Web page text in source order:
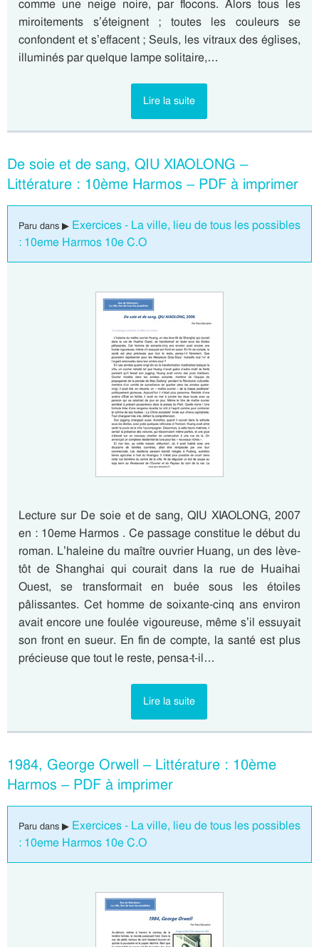
comme une neige noire, par flocons. Alors tous les
miroitements s’éteignent ; toutes les couleurs se
confondent et s’effacent ; Seuls, les vitraux des églises,
illuminés par quelque lampe solitaire,…
Lire la suite
De soie et de sang, QIU XIAOLONG –
Littérature : 10ème Harmos – PDF à imprimer
Paru dans ▶ Exercices - La ville, lieu de tous les possibles
: 10eme Harmos 10e C.O
Lecture sur De soie et de sang, QIU XIAOLONG, 2007
en : 10eme Harmos . Ce passage constitue le début du
roman. L’haleine du maître ouvrier Huang, un des lève-
tôt de Shanghai qui courait dans la rue de Huaihai
Ouest, se transformait en buée sous les étoiles
pâlissantes. Cet homme de soixante-cinq ans environ
avait encore une foulée vigoureuse, même s’il essuyait
son front en sueur. En fin de compte, la santé est plus
précieuse que tout le reste, pensa-t-il…
Lire la suite
1984, George Orwell – Littérature : 10ème
Harmos – PDF à imprimer
Paru dans ▶ Exercices - La ville, lieu de tous les possibles
: 10eme Harmos 10e C.O